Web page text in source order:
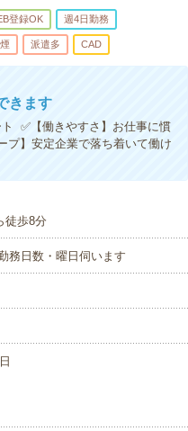
登録OK 週4日勤務
派遣多 CAD
きます
✅【働きやすさ】お仕事に慣
プ】安定企業で落ち着いて働け
徒歩8分
務日数・曜日伺います